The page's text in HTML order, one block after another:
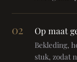
02 Op maat
Bekleding,
stuk, zodat